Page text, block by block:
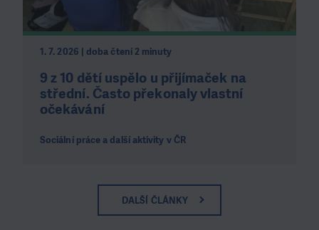
1. 7. 2026 | doba čtení 2 minuty
9 z 10 dětí uspělo u přijímaček na
střední. Často překonaly vlastní
očekávání
Sociální práce a další aktivity v ČR
DALŠÍ ČLÁNKY